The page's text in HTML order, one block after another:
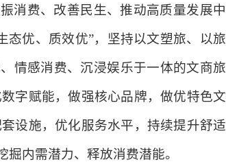
消费、改善民生、推动高质量发展中
态优、质效优”，坚持以文塑旅、以旅
情感消费、沉浸娱乐于一体的文商旅
字赋能，做强核心品牌，做优特色文
设施，优化服务水平，持续提升舒适
内需潜力、释放消费潜能。